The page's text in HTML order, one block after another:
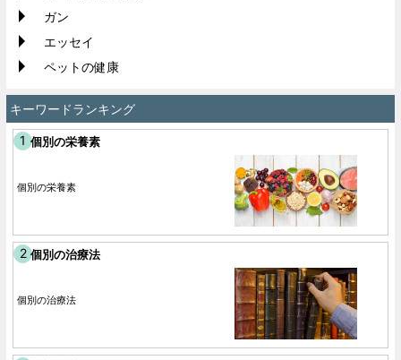
ガン
エッセイ
ペットの健康
キーワードランキング
個別の栄養素
個別の栄養素
個別の治療法
個別の治療法